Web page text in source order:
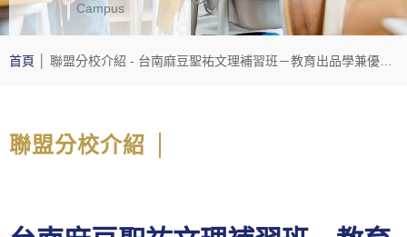
Campus
首頁 聯盟分校介紹 - 台南麻豆聖祐文理補習班－教育出品學兼優，未來對社會能有幫助的人
聯盟分校介紹